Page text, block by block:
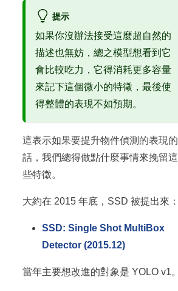
提示
如果你沒辦法接受這麼超自然的
描述也無妨，總之模型想看到它
會比較吃力，它得消耗更多容量
來記下這個微小的特徵，最後使
得整體的表現不如預期。
這表示如果要提升物件偵測的表現的
話，我們總得做點什麼事情來挽留這
些特徵。
大約在 2015 年底，SSD 被提出來：
SSD: Single Shot MultiBox
Detector (2015.12)
當年主要想改進的對象是 YOLO v1。